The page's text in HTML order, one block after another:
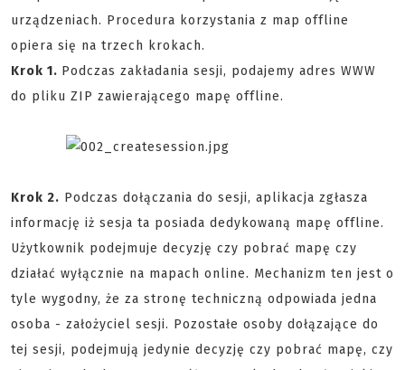
urządzeniach. Procedura korzystania z map offline
opiera się na trzech krokach.
Krok 1. Podczas zakładania sesji, podajemy adres WWW
do pliku ZIP zawierającego mapę offline.
Krok 2. Podczas dołączania do sesji, aplikacja zgłasza
informację iż sesja ta posiada dedykowaną mapę offline.
Użytkownik podejmuje decyzję czy pobrać mapę czy
działać wyłącznie na mapach online. Mechanizm ten jest o
tyle wygodny, że za stronę techniczną odpowiada jedna
osoba - założyciel sesji. Pozostałe osoby dołązające do
tej sesji, podejmują jedynie decyzję czy pobrać mapę, czy